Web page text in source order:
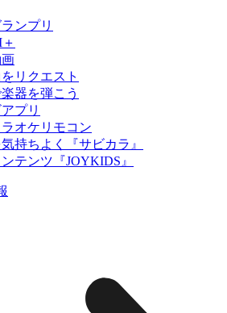
ンプリ
リクエスト
器を弾こう
プリ
オケリモコン
持ちよく『サビカラ』
テンツ『JOYKIDS』